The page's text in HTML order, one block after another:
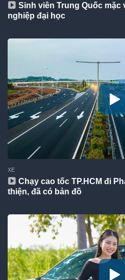
Sinh viên Trung Quốc
nghiệp đại học
XE
Chạy cao tốc TP.HCM đi
thiện, đã có bản đồ